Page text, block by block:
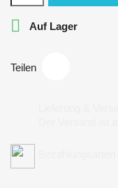
 Auf Lager
Teilen